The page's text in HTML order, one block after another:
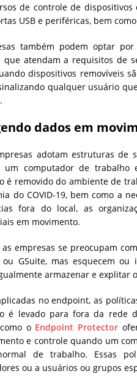
de controle de
USB e periféricas, bem
também podem optar
​​que atendam a requisitos de
dispositivos removíveis
qualquer usuário
dados em
adotam estruturas de
um computador de trabalho
é removido do ambiente de
do COVID-19, bem como a
fora do local, as
em movimento.
as empresas se preocupam
ou GSuite, mas esquecem
armazenar e explitar
no endpoint, as
é levado para fora da rede
o Endpoint Protector
e controle quando um
de trabalho. Essas
ou a usuários ou grupos